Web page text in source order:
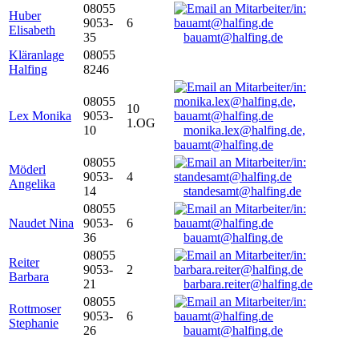
Huber
Elisabeth
08055
9053-
35
6
bauamt@halfing.de
Kläranlage
Halfing
08055
8246
Lex Monika
08055
9053-
10
10
1.OG
monika.lex@halfing.de,
bauamt@halfing.de
Möderl
Angelika
08055
9053-
14
4
standesamt@halfing.de
Naudet Nina
08055
9053-
36
6
bauamt@halfing.de
Reiter
Barbara
08055
9053-
21
2
barbara.reiter@halfing.de
Rottmoser
Stephanie
08055
9053-
26
6
bauamt@halfing.de